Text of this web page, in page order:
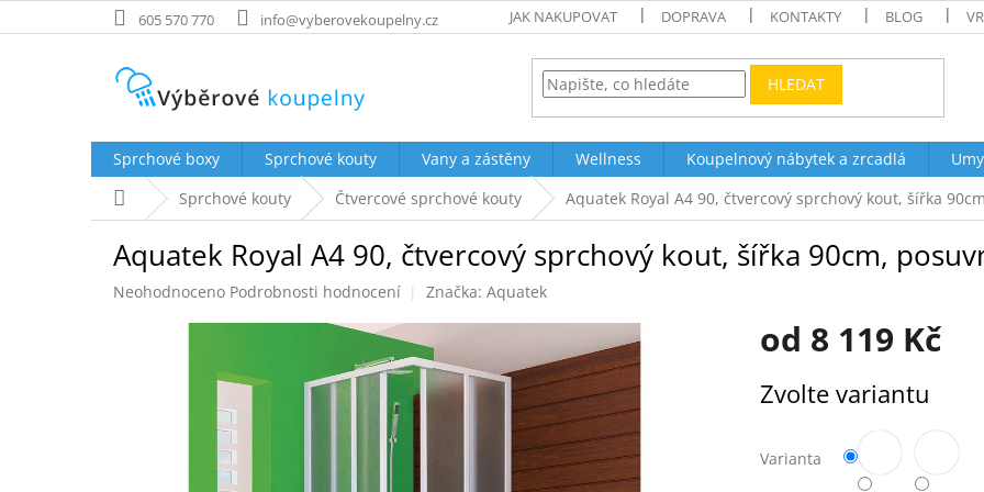
na
605 570 770 info@vyberovekoupelny.cz JAK NAKUPOVAT DOPRAVA KONTAKTY BLOG
HLEDAT
Sprchové boxy Sprchové kouty Vany a zástěny Wellness Koupelnový nábytek a zrcadlá
Domů Sprchové kouty Čtvercové sprchové kouty Aquatek Royal A4 90, čtvercový sprchový kout, šířka
Aquatek Royal A4 90, čtvercový sprchový kout, šířka 90cm,
Průměrné
Neohodnoceno Podrobnosti hodnocení Značka: Aquatek
od 8 119 Kč
cena:
Zvolte variantu
Varianta